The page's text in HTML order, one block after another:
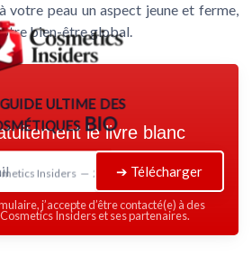
votre peau un aspect jeune et ferme,
bien-être global.
ultime des
BIO
Insiders — 2026
le livre blanc
➔ Télécharger
j’accepte d’être contacté(e) à des
Insiders et ses partenaires.